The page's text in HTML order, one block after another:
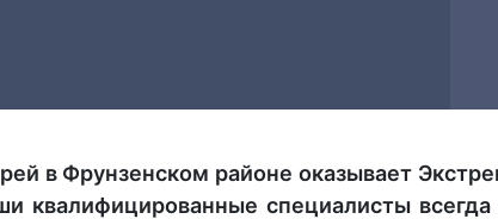
в Фрунзенском районе оказывает
квалифицированные специалисты